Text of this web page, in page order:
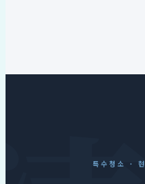
특수청소 ·